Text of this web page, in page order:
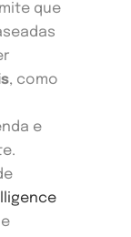
que
, como
e